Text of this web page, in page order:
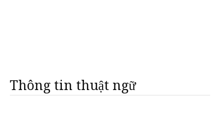
Thông tin thuật ngữ